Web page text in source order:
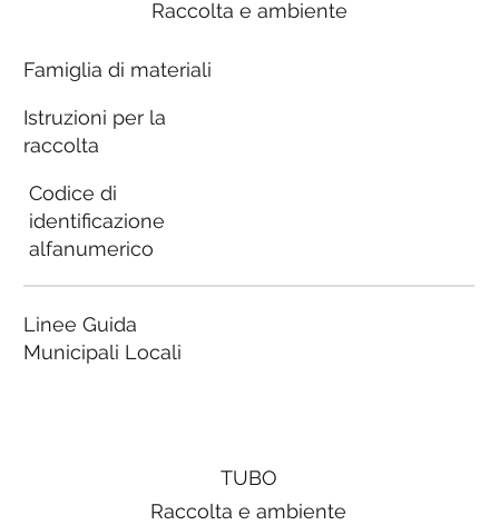
Raccolta e ambiente
Famiglia di materiali
Istruzioni per la
raccolta
Codice di
identificazione
alfanumerico
Linee Guida
Municipali Locali
TUBO
Raccolta e ambiente